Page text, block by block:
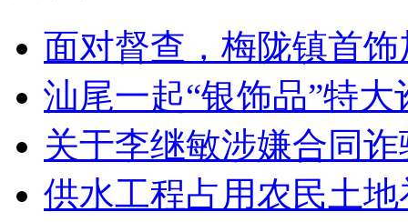
面对督查，梅陇镇首
汕尾一起“银饰品”特
关于李继敏涉嫌合同
供水工程占用农民土